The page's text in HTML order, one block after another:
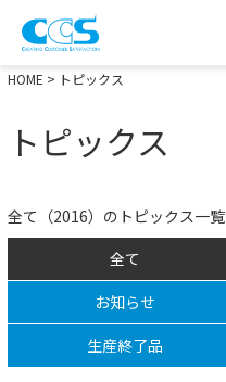
画像処理用の製品検索
HOME > トピックス
トピックス
全て（2016）のトピックス一覧
全て
お知らせ
生産終了品